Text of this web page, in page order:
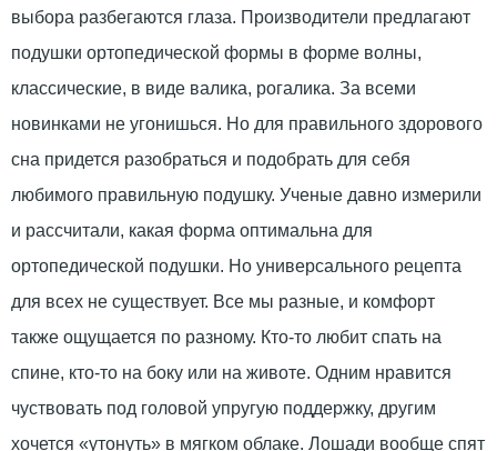
выбора разбегаются глаза. Производители предлагают
подушки ортопедической формы в форме волны,
классические, в виде валика, рогалика. За всеми
новинками не угонишься. Но для правильного здорового
сна придется разобраться и подобрать для себя
любимого правильную подушку. Ученые давно измерили
и рассчитали, какая форма оптимальна для
ортопедической подушки. Но универсального рецепта
для всех не существует. Все мы разные, и комфорт
также ощущается по разному. Кто-то любит спать на
спине, кто-то на боку или на животе. Одним нравится
чуствовать под головой упругую поддержку, другим
хочется «утонуть» в мягком облаке. Лошади вообще спят